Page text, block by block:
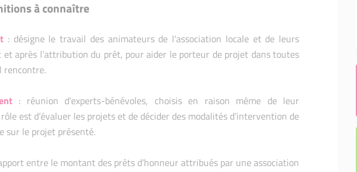
à connaître
: désigne le travail des animateurs de l'association locale et de leurs
et après l’attribution du prêt, pour aider le porteur de projet dans toutes
rencontre.
: réunion d'experts-bénévoles, choisis en raison même de leur
est d’évaluer les projets et de décider des modalités d’intervention de
sur le projet présenté.
entre le montant des prêts d’honneur attribués par une association